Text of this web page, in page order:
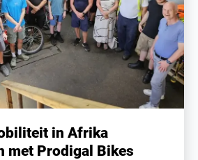
in Afrika
met Prodigal Bikes